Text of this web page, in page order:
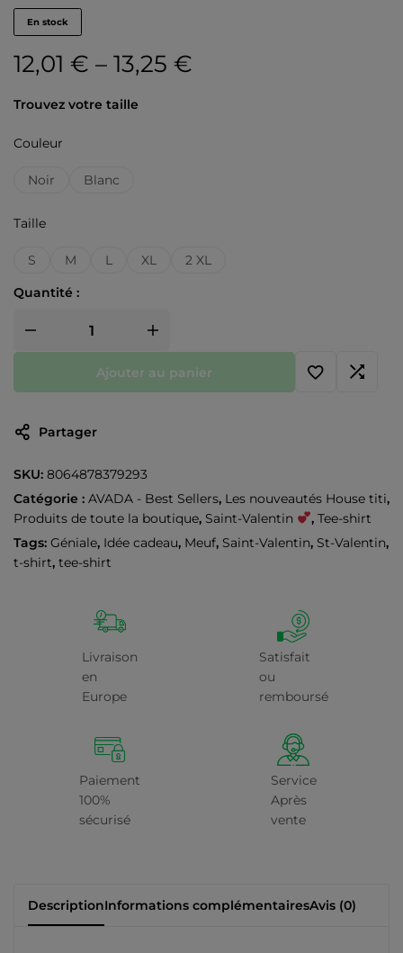
En stock
12,01 € – 13,25 €
Trouvez votre taille
Couleur
Noir Blanc
Taille
S M L XL 2 XL
Quantité :
Ajouter au panier
Partager
SKU: 8064878379293
Catégorie : AVADA - Best Sellers, Les nouveautés House titi,
Produits de toute la boutique, Saint-Valentin , Tee-shirt
Tags: Géniale, Idée cadeau, Meuf, Saint-Valentin, St-Valentin,
t-shirt, tee-shirt
Livraison
en
Europe
Satisfait
ou
remboursé
Paiement
100%
sécurisé
Service
Après
vente
DescriptionInformations complémentairesAvis (0)